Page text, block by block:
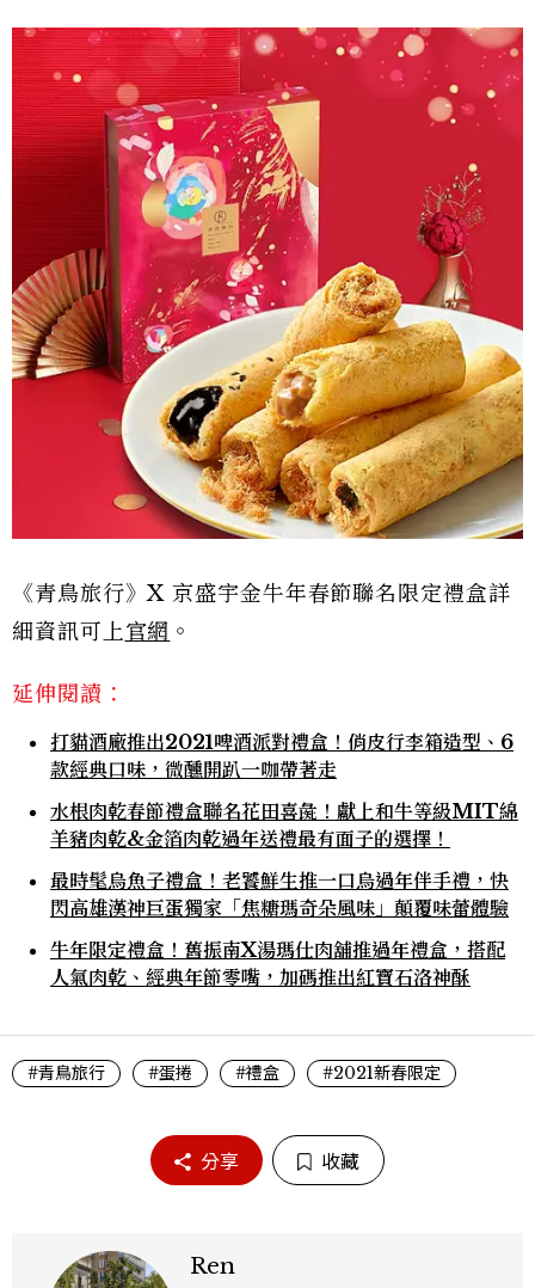
《青鳥旅行》X 京盛宇金牛年春節聯名限定禮盒詳
細資訊可上官網 。
延伸閱讀：
打貓酒廠推出2021啤酒派對禮盒！俏皮行李箱造型、6
款經典口味，微醺開趴一咖帶著走
水根肉乾春節禮盒聯名花田喜彘！獻上和牛等級MIT綿
羊豬肉乾&金箔肉乾過年送禮最有面子的選擇！
最時髦烏魚子禮盒！老饕鮮生推一口烏過年伴手禮，快
閃高雄漢神巨蛋獨家「焦糖瑪奇朵風味」顛覆味蕾體驗
牛年限定禮盒！舊振南X湯瑪仕肉舖推過年禮盒，搭配
人氣肉乾、經典年節零嘴，加碼推出紅寶石洛神酥
#青鳥旅行 #蛋捲 #禮盒 #2021新春限定
分享 收藏
Ren